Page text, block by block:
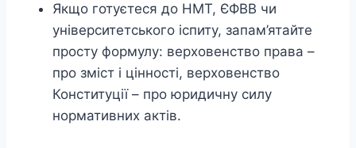
Якщо готуєтеся до НМТ, ЄФВВ чи
університетського іспиту, запам’ятайте
просту формулу: верховенство права –
про зміст і цінності, верховенство
Конституції – про юридичну силу
нормативних актів.